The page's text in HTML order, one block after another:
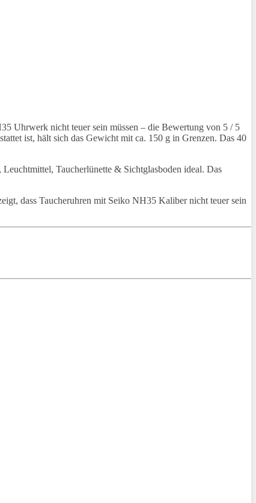
Uhrwerk nicht teuer sein müssen – die Bewertung von 5 / 5
ist, hält sich das Gewicht mit ca. 150 g in Grenzen. Das 40
Taucherlünette & Sichtglasboden ideal. Das
dass Taucheruhren mit Seiko NH35 Kaliber nicht teuer sein